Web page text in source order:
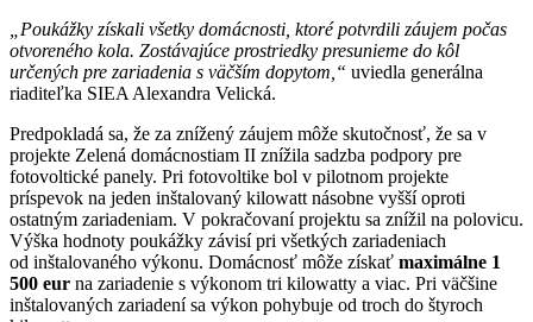
„Poukážky získali všetky domácnosti, ktoré potvrdili záujem počas
otvoreného kola. Zostávajúce prostriedky presunieme do kôl
určených pre zariadenia s väčším dopytom,“ uviedla generálna
riaditeľka SIEA Alexandra Velická.
Predpokladá sa, že za znížený záujem môže skutočnosť, že sa v
projekte Zelená domácnostiam II znížila sadzba podpory pre
fotovoltické panely. Pri fotovoltike bol v pilotnom projekte
príspevok na jeden inštalovaný kilowatt násobne vyšší oproti
ostatným zariadeniam. V pokračovaní projektu sa znížil na polovicu.
Výška hodnoty poukážky závisí pri všetkých zariadeniach
od inštalovaného výkonu. Domácnosť môže získať maximálne 1
500 eur na zariadenie s výkonom tri kilowatty a viac. Pri väčšine
inštalovaných zariadení sa výkon pohybuje od troch do štyroch